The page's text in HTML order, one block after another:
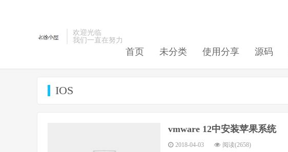
欢迎光临
我们一直在努力
首页 未分类 使用分享 源码
IOS
vmware 12中安装苹果系统
2018-04-03 阅读(2658)